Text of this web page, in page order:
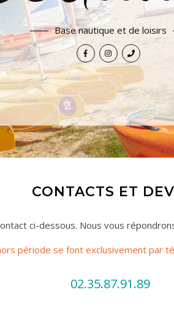
Base nautique et de loisirs
CONTACTS ET
ci-dessous. Nous vous
période se font exclusivement par
02.35.87.91.89